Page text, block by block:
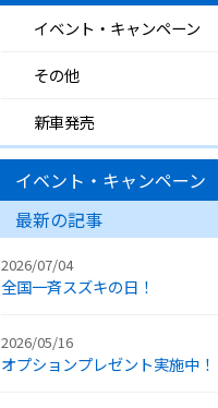
イベント・キャンペーン
その他
新車発売
イベント・キャンペーン
最新の記事
2026/07/04
全国一斉スズキの日！
2026/05/16
オプションプレゼント実施中！